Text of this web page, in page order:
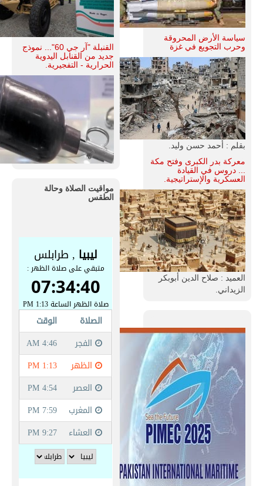
سياسة الأرض المحروقة
وحرب التجويع في غزة
بقلم : أحمد حسن وليد.
معركة بدر الكبرى وفتح مكة
... دروس في القيادة
العسكرية والإستراتيجية.
العميد : صلاح الدين أبوبكر
الزيداني.
القنبلة "آر جي 60"... نموذج
جديد من القنابل اليدوية
الحرارية - التفجيرية.
مواقيت الصلاة وحالة
الطقس